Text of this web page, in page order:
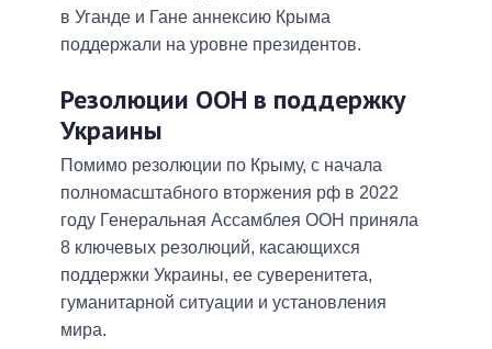
в Уганде и Гане аннексию Крыма
поддержали на уровне президентов.
Резолюции ООН в поддержку
Украины
Помимо резолюции по Крыму, с начала
полномасштабного вторжения рф в 2022
году Генеральная Ассамблея ООН приняла
8 ключевых резолюций, касающихся
поддержки Украины, ее суверенитета,
гуманитарной ситуации и установления
мира.